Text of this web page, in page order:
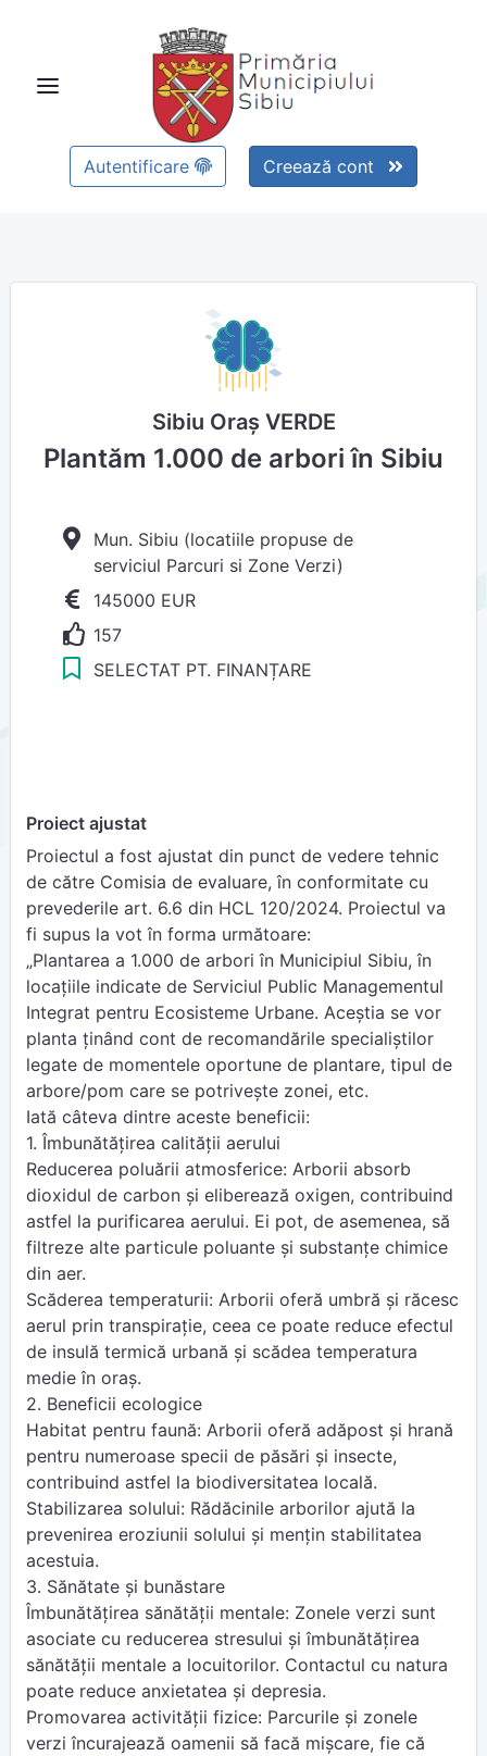
Autentificare Creează cont
Sibiu Oraș VERDE
Plantăm 1.000 de arbori în Sibiu
Mun. Sibiu (locatiile propuse de
serviciul Parcuri si Zone Verzi)
145000 EUR
157
SELECTAT PT. FINANȚARE
Proiect ajustat
Proiectul a fost ajustat din punct de vedere tehnic
de către Comisia de evaluare, în conformitate cu
prevederile art. 6.6 din HCL 120/2024. Proiectul va
fi supus la vot în forma următoare:
„Plantarea a 1.000 de arbori în Municipiul Sibiu, în
locațiile indicate de Serviciul Public Managementul
Integrat pentru Ecosisteme Urbane. Aceștia se vor
planta ținând cont de recomandările specialiștilor
legate de momentele oportune de plantare, tipul de
arbore/pom care se potrivește zonei, etc.
Iată câteva dintre aceste beneficii:
1. Îmbunătățirea calității aerului
Reducerea poluării atmosferice: Arborii absorb
dioxidul de carbon și eliberează oxigen, contribuind
astfel la purificarea aerului. Ei pot, de asemenea, să
filtreze alte particule poluante și substanțe chimice
din aer.
Scăderea temperaturii: Arborii oferă umbră și răcesc
aerul prin transpirație, ceea ce poate reduce efectul
de insulă termică urbană și scădea temperatura
medie în oraș.
2. Beneficii ecologice
Habitat pentru faună: Arborii oferă adăpost și hrană
pentru numeroase specii de păsări și insecte,
contribuind astfel la biodiversitatea locală.
Stabilizarea solului: Rădăcinile arborilor ajută la
prevenirea eroziunii solului și mențin stabilitatea
acestuia.
3. Sănătate și bunăstare
Îmbunătățirea sănătății mentale: Zonele verzi sunt
asociate cu reducerea stresului și îmbunătățirea
sănătății mentale a locuitorilor. Contactul cu natura
poate reduce anxietatea și depresia.
Promovarea activității fizice: Parcurile și zonele
verzi încurajează oamenii să facă mișcare, fie că